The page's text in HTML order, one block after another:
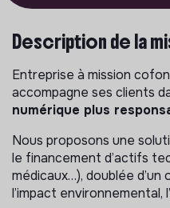
Description de la
Entreprise à mission
accompagne ses clients
numérique plus
Nous proposons une
le financement d’actifs
médicaux…), doublée
l’impact environnemental,